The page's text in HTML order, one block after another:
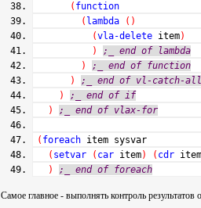
( function
( lambda ( )
(vla-deleteitem)
)
;_ end of lambda
)
;_ end of function
)
;_ end of vl-catch-
)
;_ end of if
)
;_ end of vlax-for
( foreachitem sysvar
( setvar ( caritem) ( cdritem
)
;_ end of foreach
Самое главное - выполнять контроль результатов